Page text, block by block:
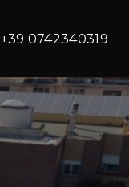
+39 0742340319